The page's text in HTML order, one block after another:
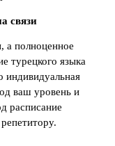
связи
а полноценное
турецкого языка
ваш уровень и
расписание